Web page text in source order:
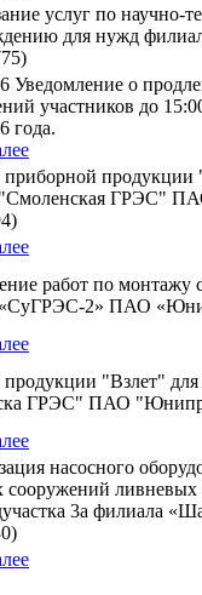
услуг по научно-
для нужд
Уведомление о
участников до
года.
приборной
"Смоленская ГРЭС"
работ по монтажу
2» ПАО
продукции "Взлет"
ГРЭС" ПАО
насосного
сооружений
3а филиала